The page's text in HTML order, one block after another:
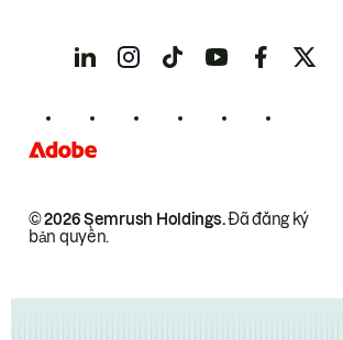
© 2026 Semrush Holdings.Đã đăng ký
bản quyền.